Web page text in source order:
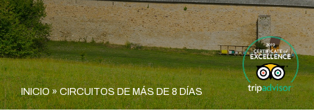
INICIO » CIRCUITOS DE MÁS DE 8 DÍAS